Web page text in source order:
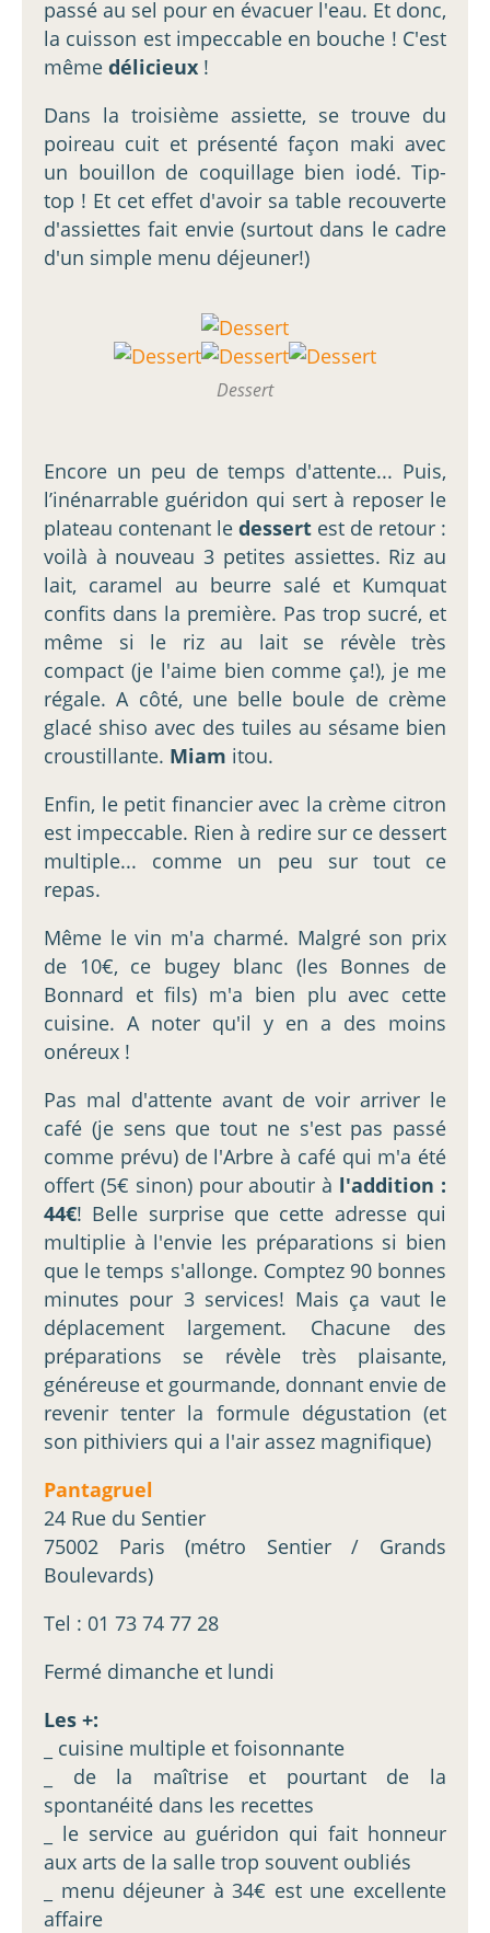
passé au sel pour en évacuer l'eau. Et donc,
la cuisson est impeccable en bouche ! C'est
même délicieux !
Dans la troisième assiette, se trouve du
poireau cuit et présenté façon maki avec
un bouillon de coquillage bien iodé. Tip-
top ! Et cet effet d'avoir sa table recouverte
d'assiettes fait envie (surtout dans le cadre
d'un simple menu déjeuner!)
Dessert
Encore un peu de temps d'attente... Puis,
l’inénarrable guéridon qui sert à reposer le
plateau contenant le dessert est de retour :
voilà à nouveau 3 petites assiettes. Riz au
lait, caramel au beurre salé et Kumquat
confits dans la première. Pas trop sucré, et
même si le riz au lait se révèle très
compact (je l'aime bien comme ça!), je me
régale. A côté, une belle boule de crème
glacé shiso avec des tuiles au sésame bien
croustillante. Miam itou.
Enfin, le petit financier avec la crème citron
est impeccable. Rien à redire sur ce dessert
multiple... comme un peu sur tout ce
repas.
Même le vin m'a charmé. Malgré son prix
de 10€, ce bugey blanc (les Bonnes de
Bonnard et fils) m'a bien plu avec cette
cuisine. A noter qu'il y en a des moins
onéreux !
Pas mal d'attente avant de voir arriver le
café (je sens que tout ne s'est pas passé
comme prévu) de l'Arbre à café qui m'a été
offert (5€ sinon) pour aboutir à l'addition :
44€! Belle surprise que cette adresse qui
multiplie à l'envie les préparations si bien
que le temps s'allonge. Comptez 90 bonnes
minutes pour 3 services! Mais ça vaut le
déplacement largement. Chacune des
préparations se révèle très plaisante,
généreuse et gourmande, donnant envie de
revenir tenter la formule dégustation (et
son pithiviers qui a l'air assez magnifique)
Pantagruel
24 Rue du Sentier
75002 Paris (métro Sentier / Grands
Boulevards)
Tel : 01 73 74 77 28
Fermé dimanche et lundi
Les +:
_ cuisine multiple et foisonnante
_ de la maîtrise et pourtant de la
spontanéité dans les recettes
_ le service au guéridon qui fait honneur
aux arts de la salle trop souvent oubliés
_ menu déjeuner à 34€ est une excellente
affaire